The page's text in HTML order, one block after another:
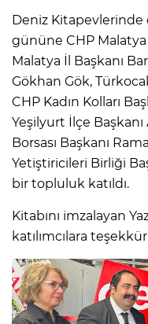
Deniz
gününe CHP
Malatya İl Başkanı
Gökhan Gök,
CHP Kadın Kolları
Yeşilyurt İlçe
Borsası Başkanı
Yetiştiricileri Birliği
bir topluluk katıldı.
Kitabını imzalayan
katılımcılara